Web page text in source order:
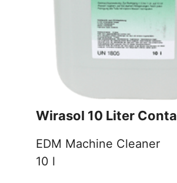
Wirasol 10 Liter
EDM Machine Cleaner
10 l